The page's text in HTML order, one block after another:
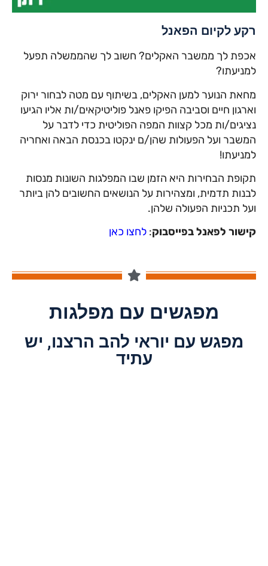
רקע לקיום הפאנל
אכפת לך ממשבר האקלים? חשוב לך שהממשלה תפעל
למניעתו?
מחאת הנוער למען האקלים, בשיתוף עם מטה לבחור ירוק
וארגון חיים וסביבה הפיקו פאנל פוליטיקאים/ות אליו הגיעו
נציגים/ות מכל קצוות המפה הפוליטית כדי לדבר על
המשבר ועל הפעולות שהן/ם ינקטו בכנסת הבאה ואחריה
למניעתו!
תקופת הבחירות היא הזמן שבו המפלגות השונות מנסות
לבנות תדמית, ומצהירות על הנושאים החשובים להן ביותר
ועל תכניות הפעולה שלהן.
קישור לפאנל בפייסבוק: לחצו כאן
מפגשים עם מפלגות
מפגש עם יוראי להב הרצנו, יש
עתיד